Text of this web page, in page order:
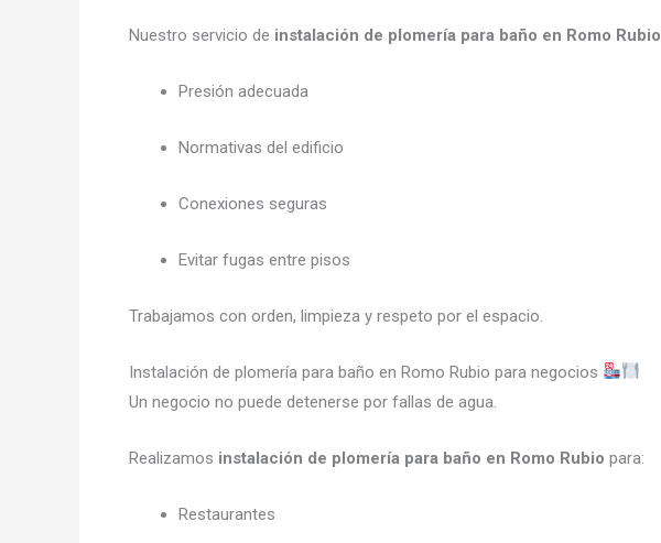
Nuestro servicio de instalación de plomería para baño en Romo Rubio
Presión adecuada
Normativas del edificio
Conexiones seguras
Evitar fugas entre pisos
Trabajamos con orden, limpieza y respeto por el espacio.
Instalación de plomería para baño en Romo Rubio para negocios
Un negocio no puede detenerse por fallas de agua.
Realizamos instalación de plomería para baño en Romo Rubio para:
Restaurantes